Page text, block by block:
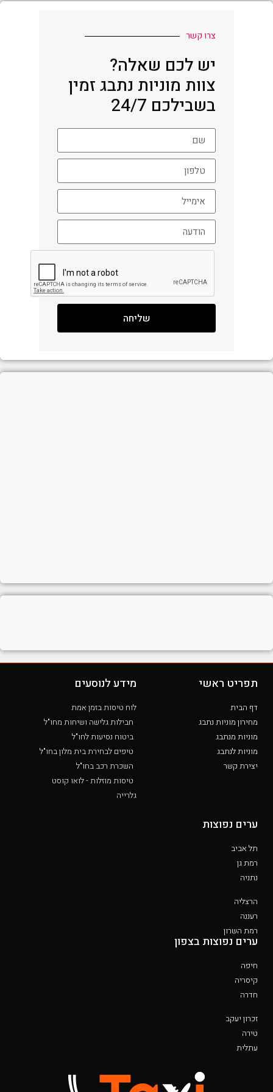
צרו קשר
יש לכם שאלה?
צוות מוניות נתבג זמין
בשבילכם 24/7
שליחה
תפריט ראשי
דף הבית
מחירון מוניות נתבג
מוניות מנתבג
מוניות לנתבג
יצירת קשר
מידע לנוסעים
לוח טיסות בזמן אמת
חבילות גלישה ושיחות מחו"ל
ביטוח נסיעות לחו"ל
טיפים לבחירת בית מלון בחו"ל
השכרת רכב בחו"ל
טיסות מוזלות - לואו קוסט
גלרייה
ערים נפוצות
תל אביב
רמת גן
נתניה
הרצליה
רעננה
רמת השרון
ערים נפוצות בצפון
חיפה
קיסריה
חדרה
זכרון יעקב
טירה
עתלית